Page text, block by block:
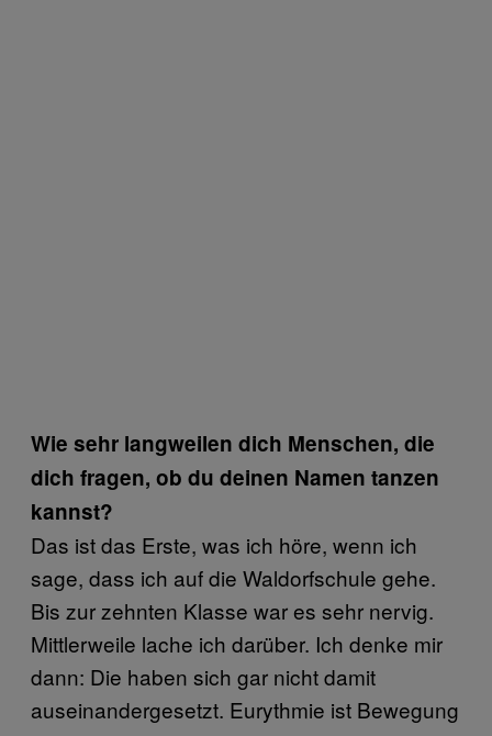
Wie sehr langweilen dich Menschen, die
dich fragen, ob du deinen Namen tanzen
kannst?
Das ist das Erste, was ich höre, wenn ich
sage, dass ich auf die Waldorfschule gehe.
Bis zur zehnten Klasse war es sehr nervig.
Mittlerweile lache ich darüber. Ich denke mir
dann: Die haben sich gar nicht damit
auseinandergesetzt. Eurythmie ist Bewegung